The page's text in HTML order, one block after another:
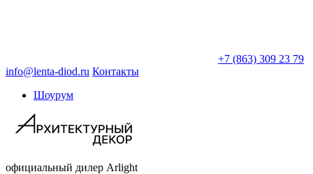
+7 (863) 309 23 79
info@lenta-diod.ru Контакты
Шоурум
официальный дилер Arlight